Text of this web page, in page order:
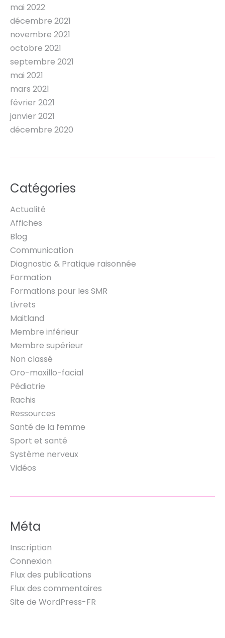
mai 2022
décembre 2021
novembre 2021
octobre 2021
septembre 2021
mai 2021
mars 2021
février 2021
janvier 2021
décembre 2020
Catégories
Actualité
Affiches
Blog
Communication
Diagnostic & Pratique raisonnée
Formation
Formations pour les SMR
Livrets
Maitland
Membre inférieur
Membre supérieur
Non classé
Oro-maxillo-facial
Pédiatrie
Rachis
Ressources
Santé de la femme
Sport et santé
Système nerveux
Vidéos
Méta
Inscription
Connexion
Flux des publications
Flux des commentaires
Site de WordPress-FR